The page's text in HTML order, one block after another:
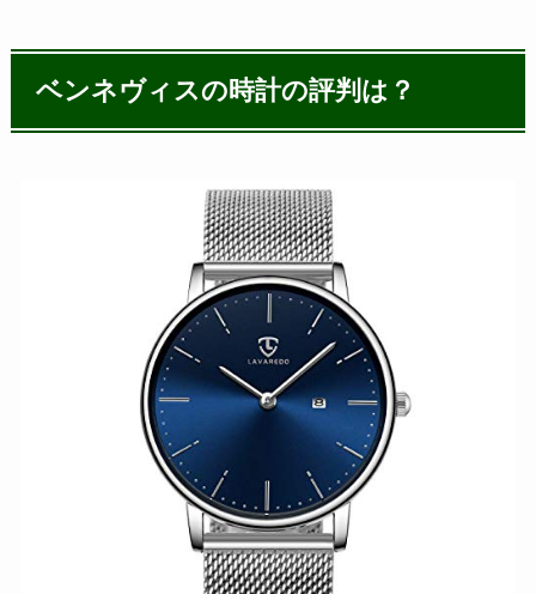
ベンネヴィスの時計の評判は？